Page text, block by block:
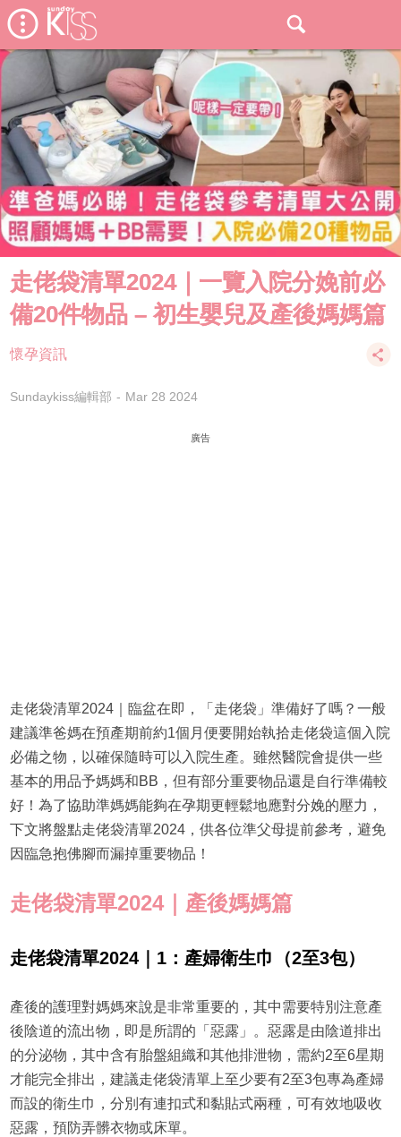
走佬袋清單2024｜一覽入院分娩前必
備20件物品 – 初生嬰兒及產後媽媽篇
懷孕資訊
Sundaykiss編輯部 Mar 28 2024
廣告
走佬袋清單2024｜臨盆在即，「走佬袋」準備好了嗎？一般
建議準爸媽在預產期前約1個月便要開始執拾走佬袋這個入院
必備之物，以確保隨時可以入院生產。雖然醫院會提供一些
基本的用品予媽媽和BB，但有部分重要物品還是自行準備較
好！為了協助準媽媽能夠在孕期更輕鬆地應對分娩的壓力，
下文將盤點走佬袋清單2024，供各位準父母提前參考，避免
因臨急抱佛腳而漏掉重要物品！
走佬袋清單2024｜產後媽媽篇
走佬袋清單2024｜1：產婦衛生巾（2至3包）
產後的護理對媽媽來說是非常重要的，其中需要特別注意產
後陰道的流出物，即是所謂的「惡露」。惡露是由陰道排出
的分泌物，其中含有胎盤組織和其他排泄物，需約2至6星期
才能完全排出，建議走佬袋清單上至少要有2至3包專為產婦
而設的衛生巾，分別有連扣式和黏貼式兩種，可有效地吸收
惡露，預防弄髒衣物或床單。